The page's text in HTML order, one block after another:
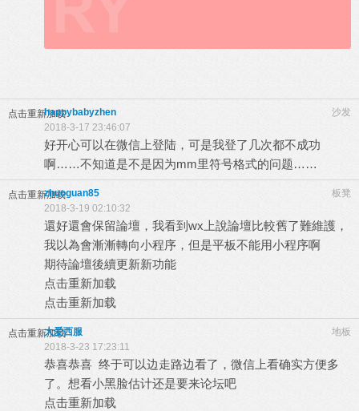
点击重新加载 沙发
happybabyzhen
2018-3-17 23:46:07
好开心可以在微信上登陆，可是我登了几次都不成功
啊……不知道是不是因为mm里符号格式的问题……
点击重新加载 板凳
zhuoguan85
2018-3-19 02:10:32
還好還會保留論壇，我看到wx上說論壇比較舊了難維護，
我以為會漸漸轉向小程序，但是平板不能用小程序啊
期待論壇後續更新新功能
点击重新加载
点击重新加载
点击重新加载 地板
大爱西服
2018-3-23 17:23:11
恭喜恭喜 终于可以边走路边看了，微信上看确实方便多
了。想看小黑脸估计还是要来论坛吧
点击重新加载